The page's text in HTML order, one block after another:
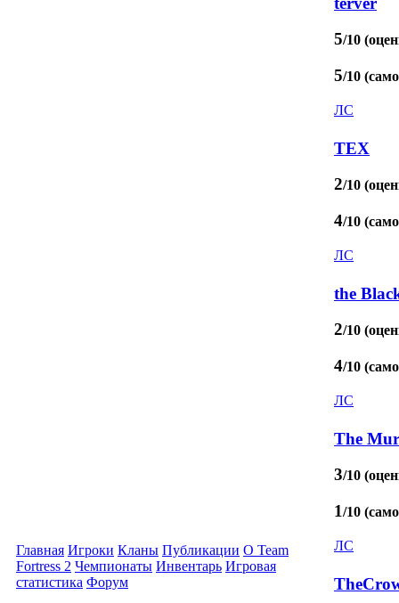
Главная Игроки Кланы Публикации О Team
Fortress 2 Чемпионаты Инвентарь Игровая
статистика Форум
5/10
5/10
ЛС
TEX
2/10
4/10
ЛС
the
2/10
4/10
ЛС
The
3/10
1/10
ЛС